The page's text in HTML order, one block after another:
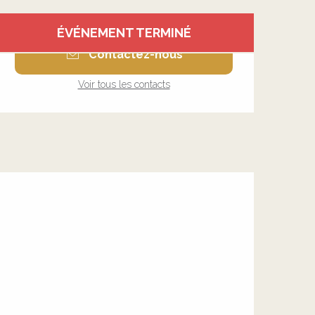
Ouverture et
ÉVÉNEMENT TERMINÉ
Contactez-nous
Voir tous les contacts